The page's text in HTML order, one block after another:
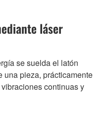
láser
se suelda el latón
una pieza, prácticamente
continuas y